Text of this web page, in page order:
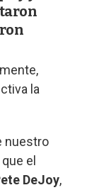
la
nuestro
el
DeJoy,